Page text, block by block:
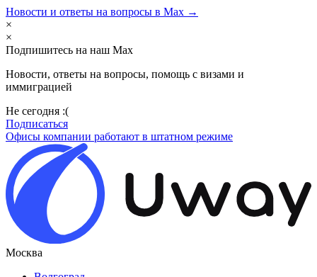
Новости и ответы на вопросы в Max →
×
×
Подпишитесь на наш Max
Новости, ответы на вопросы, помощь с визами и
иммиграцией
Не сегодня :(
Подписаться
Офисы компании работают в штатном режиме
Москва